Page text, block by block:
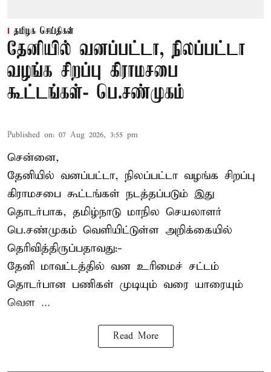
தமிழக செய்திகள்
தேனியில் வனப்பட்டா, நிலப்பட்டா
வழங்க சிறப்பு கிராமசபை
கூட்டங்கள்- பெ.சண்முகம்
Published on: 07 Aug 2026, 3:55 pm
சென்னை,
தேனியில் வனப்பட்டா, நிலப்பட்டா வழங்க சிறப்பு
கிராமசபை கூட்டங்கள் நடத்தப்படும் இது
தொடர்பாக, தமிழ்நாடு மாநில செயலாளர்
பெ.சண்முகம் வெளியிட்டுள்ள அறிக்கையில்
தெரிவித்திருப்பதாவது:-
தேனி மாவட்டத்தில் வன உரிமைச் சட்டம்
தொடர்பான பணிகள் முடியும் வரை யாரையும்
வெள ...
Read More